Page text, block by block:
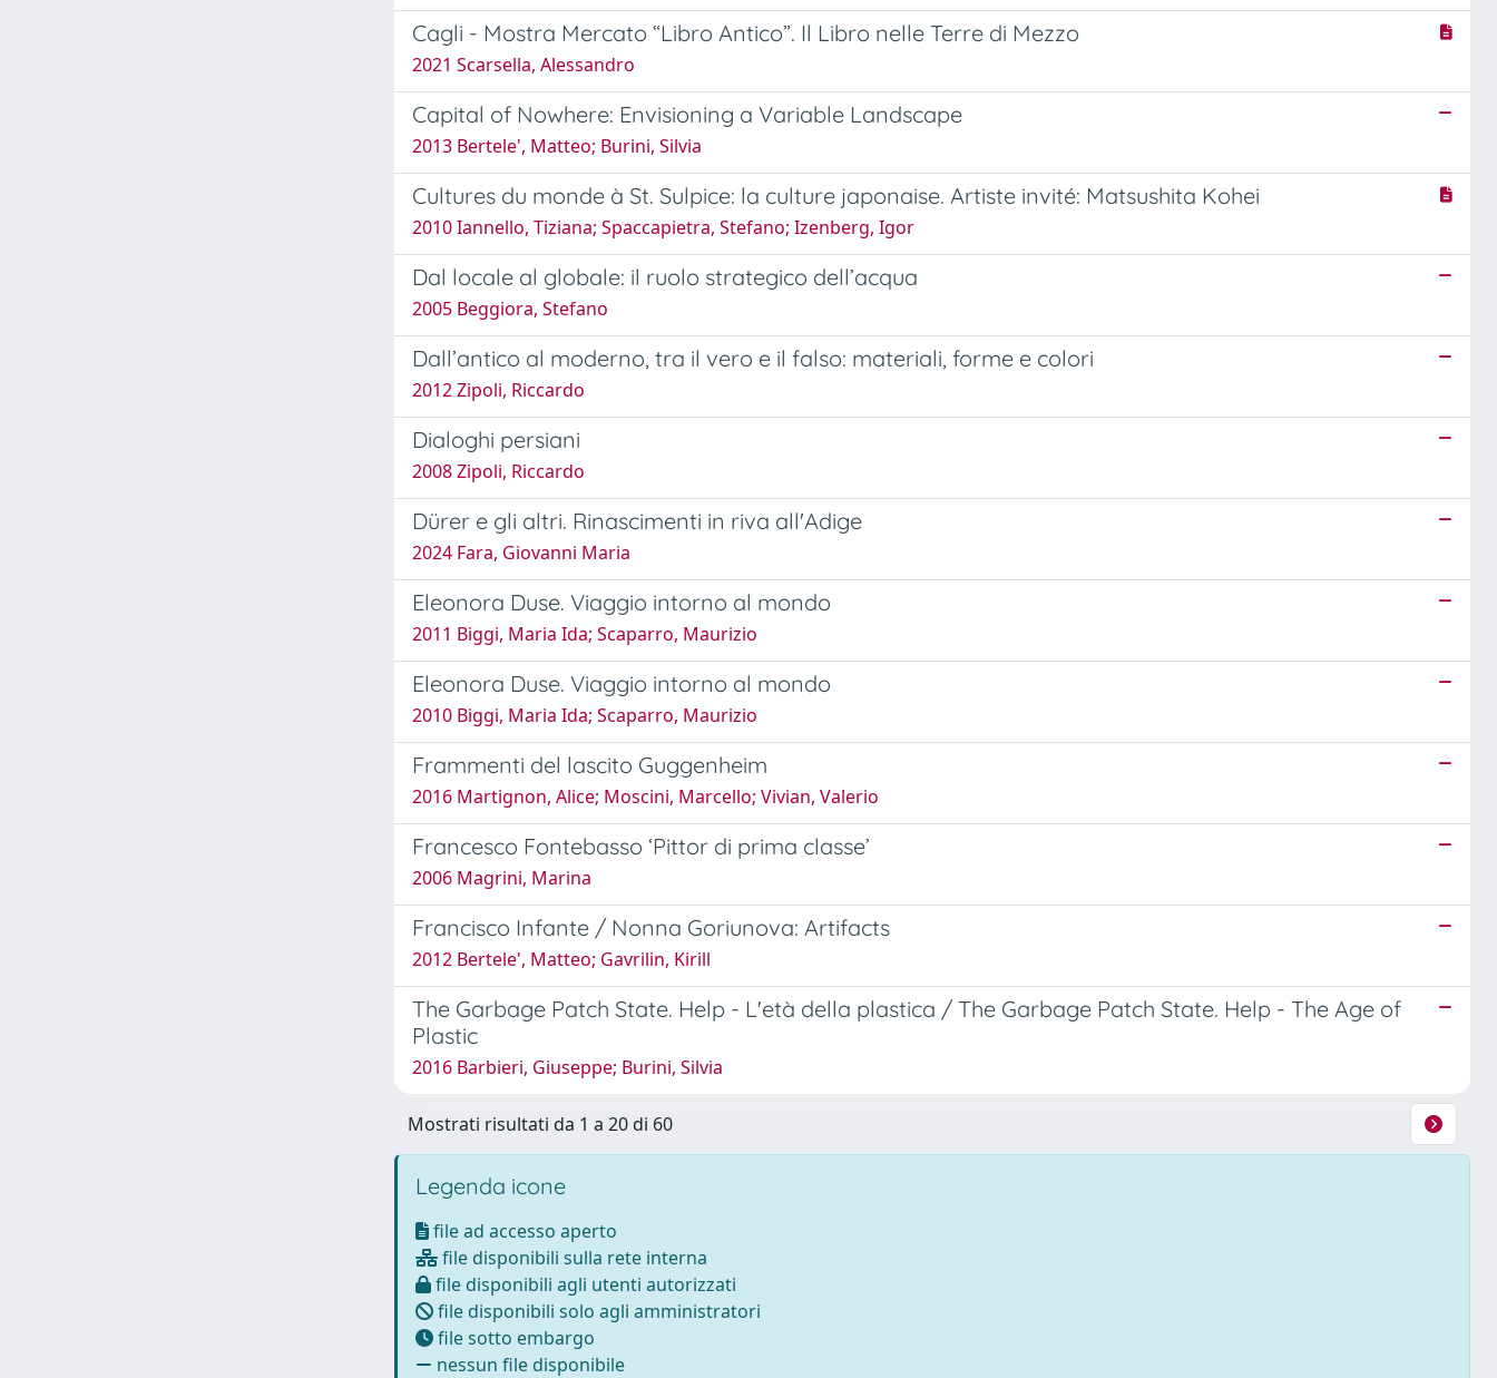
Cagli - Mostra Mercato “Libro Antico”. Il Libro nelle Terre di Mezzo
2021 Scarsella, Alessandro
Capital of Nowhere: Envisioning a Variable Landscape
2013 Bertele', Matteo; Burini, Silvia
Cultures du monde à St. Sulpice: la culture japonaise. Artiste invité: Matsushita Kohei
2010 Iannello, Tiziana; Spaccapietra, Stefano; Izenberg, Igor
Dal locale al globale: il ruolo strategico dell’acqua
2005 Beggiora, Stefano
Dall’antico al moderno, tra il vero e il falso: materiali, forme e colori
2012 Zipoli, Riccardo
Dialoghi persiani
2008 Zipoli, Riccardo
Dürer e gli altri. Rinascimenti in riva all'Adige
2024 Fara, Giovanni Maria
Eleonora Duse. Viaggio intorno al mondo
2011 Biggi, Maria Ida; Scaparro, Maurizio
Eleonora Duse. Viaggio intorno al mondo
2010 Biggi, Maria Ida; Scaparro, Maurizio
Frammenti del lascito Guggenheim
2016 Martignon, Alice; Moscini, Marcello; Vivian, Valerio
Francesco Fontebasso ‘Pittor di prima classe’
2006 Magrini, Marina
Francisco Infante / Nonna Goriunova: Artifacts
2012 Bertele', Matteo; Gavrilin, Kirill
The Garbage Patch State. Help - L'età della plastica / The Garbage Patch State. Help - The Age of
Plastic
2016 Barbieri, Giuseppe; Burini, Silvia
Mostrati risultati da 1 a 20 di 60
Legenda icone
file ad accesso aperto
file disponibili sulla rete interna
file disponibili agli utenti autorizzati
file disponibili solo agli amministratori
file sotto embargo
nessun file disponibile